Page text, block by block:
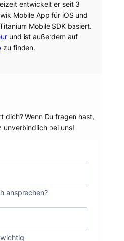
entwickelt er seit 3
Mobile App für iOS und
Mobile SDK basiert.
und ist außerdem auf
zu finden.
dich? Wenn Du fragen hast,
unverbindlich bei uns!
ansprechen?